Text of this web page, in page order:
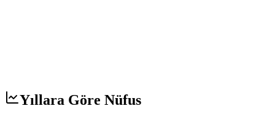
Yıllara Göre Nüfus